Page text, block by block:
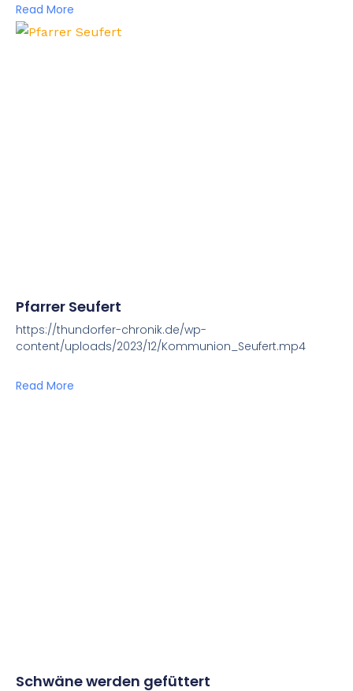
Read More
Pfarrer Seufert
https://thundorfer-chronik.de/wp-
content/uploads/2023/12/Kommunion_Seufert.mp4
Read More
Schwäne werden gefüttert